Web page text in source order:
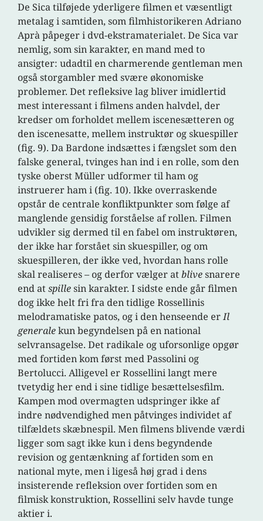
De Sica tilføjede yderligere filmen et væsentligt
metalag i samtiden, som filmhistorikeren Adriano
Aprà påpeger i dvd-ekstramaterialet. De Sica var
nemlig, som sin karakter, en mand med to
ansigter: udadtil en charmerende gentleman men
også storgambler med svære økonomiske
problemer. Det refleksive lag bliver imidlertid
mest interessant i filmens anden halvdel, der
kredser om forholdet mellem iscenesætteren og
den iscenesatte, mellem instruktør og skuespiller
(fig. 9). Da Bardone indsættes i fængslet som den
falske general, tvinges han ind i en rolle, som den
tyske oberst Müller udformer til ham og
instruerer ham i (fig. 10).Ikke overraskende
opstår de centrale konfliktpunkter som følge af
manglende gensidig forståelse af rollen. Filmen
udvikler sig dermed til en fabel om instruktøren,
der ikke har forstået sin skuespiller, og om
skuespilleren, der ikke ved, hvordan hans rolle
skal realiseres – og derfor vælger atblivesnarere
end atspillesin karakter. I sidste ende går filmen
dog ikke helt fri fra den tidlige Rossellinis
melodramatiske patos, og i den henseende erIl
generalekun begyndelsen på en national
selvransagelse. Det radikale og uforsonlige opgør
med fortiden kom først med Passolini og
Bertolucci. Alligevel er Rossellini langt mere
tvetydig her end i sine tidlige besættelsesfilm.
Kampen mod overmagten udspringer ikke af
indre nødvendighed men påtvinges individet af
tilfældets skæbnespil. Men filmens blivende værdi
ligger som sagt ikke kun i dens begyndende
revision og gentænkning af fortiden som en
national myte, men i ligeså høj grad i dens
insisterende refleksion over fortiden som en
filmisk konstruktion, Rossellini selv havde tunge
aktier i.